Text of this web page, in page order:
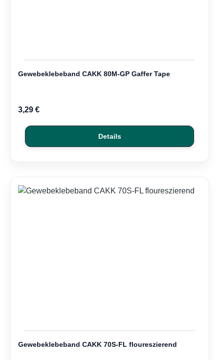
Gewebeklebeband CAKK 80M-GP Gaffer Tape
3,29 €
Details
Gewebeklebeband CAKK 70S-FL floureszierend